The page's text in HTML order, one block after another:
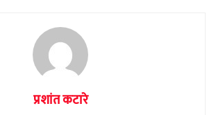
प्रशांत कटारे